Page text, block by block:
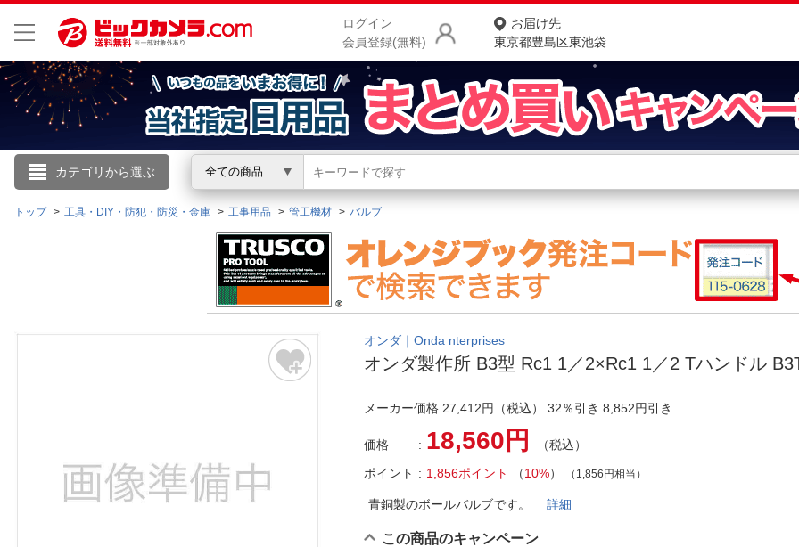
ログイン
会員登録(無料)
お届け先
東京都豊島区東池袋
カテゴリから選ぶ 全ての商品
こんにちは
ログイン
新規会員登録
会員メニュー
商品をさがす
ランキングからさがす
お客様サポート
ご利用ガイド
よくある質問・お問合せ
ご利用規約
トップ 工具・DIY・防犯・防災・金庫 工事用品 管工機材 バルブ
オンダ｜Onda nterprises
オンダ製作所 B3型 Rc1 1／2×Rc1 1／2 Tハンドル
メーカー価格 27,412円（税込） 32％引き 8,852円引き
価格 18,560円
（税込）
ポイント
1,856ポイント （10%） （1,856円相当）
青銅製のボールバルブです。詳細
この商品のキャンペーン